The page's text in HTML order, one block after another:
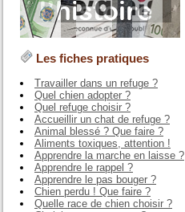
Les fiches pratiques
Travailler dans un refuge ?
Quel chien adopter ?
Quel refuge choisir ?
Accueillir un chat de refuge ?
Animal blessé ? Que faire ?
Aliments toxiques, attention !
Apprendre la marche en laisse ?
Apprendre le rappel ?
Apprendre le pas bouger ?
Chien perdu ! Que faire ?
Quelle race de chien choisir ?